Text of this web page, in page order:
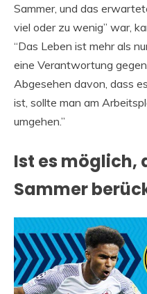
Sammer, und das
viel oder zu wenig” war,
“Das Leben ist mehr als
eine Verantwortung
Abgesehen davon, dass
ist, sollte man am
umgehen.”
Ist es möglich,
Sammer